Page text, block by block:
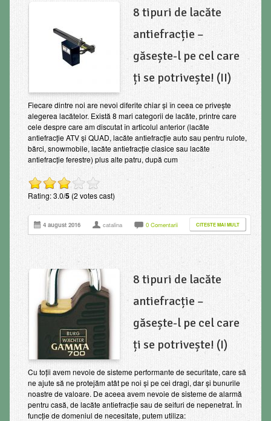
8 tipuri de lacăte
antiefracție –
găsește-l pe cel care
ți se potrivește! (II)
Fiecare dintre noi are nevoi diferite chiar şi în ceea ce priveşte
alegerea lacătelor. Există 8 mari categorii de lacăte, printre care
cele despre care am discutat în articolul anterior (lacăte
antiefracţie ATV şi QUAD, lacăte antiefracţie auto sau pentru rulote,
bărci, snowmobile, lacăte antiefracţie clasice sau lacăte
antiefracţie ferestre) plus alte patru, după cum
Rating: 3.0/5(2 votes cast)
4 august 2016 catalina 0 Comentarii CITESTE MAI MULT
8 tipuri de lacăte
antiefracție –
găsește-l pe cel care
ți se potrivește! (I)
Cu toții avem nevoie de sisteme performante de securitate, care să
ne ajute să ne protejăm atât pe noi și pe cei dragi, dar și bunurile
noastre de valoare. De aceea avem nevoie de sisteme de alarmă
pentru casă, de lacăte antiefracție sau de seifuri de nepenetrat. În
funcție de domeniul de necesitate, putem utiliza: